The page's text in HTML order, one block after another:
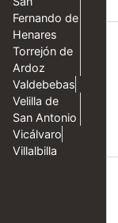
Fernando de
Henares
Torrejón de
Ardoz
Valdebebas
Velilla de
San Antonio
Vicálvaro
Villalbilla